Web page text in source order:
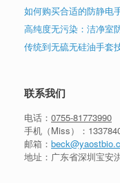
如何购买合适的防静电
高纯度无污染：洁净室
传统到无硫无硅油手套
联系我们
电话： 0755-81773990
手机（Miss）：
邮箱：
地址：广东省深圳宝安